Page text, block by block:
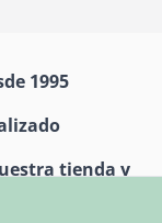
1995
tienda y